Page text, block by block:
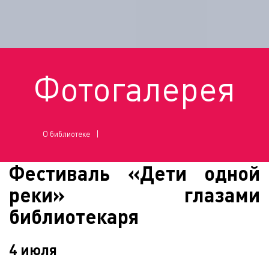
Фотогалерея
О библиотеке
Фестиваль «Дети одной
реки» глазами
библиотекаря
4 июля